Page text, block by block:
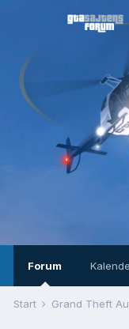
Forum
Start Grand Theft